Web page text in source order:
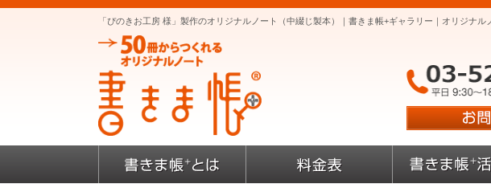
「ぴのきお工房 様」製作のオリジナルノート（中綴じ製本）｜書きま帳+ギャラリー｜オリジナル